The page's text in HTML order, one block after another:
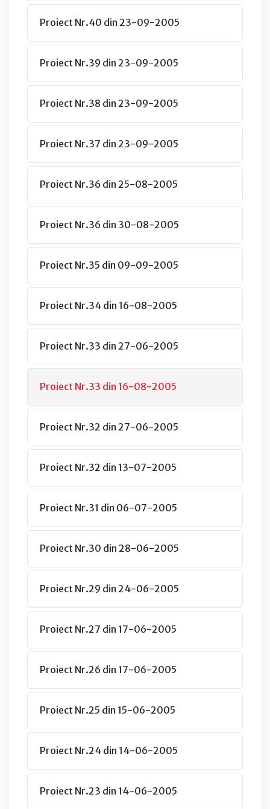
Proiect Nr.40 din 23-09-2005
Proiect Nr.39 din 23-09-2005
Proiect Nr.38 din 23-09-2005
Proiect Nr.37 din 23-09-2005
Proiect Nr.36 din 25-08-2005
Proiect Nr.36 din 30-08-2005
Proiect Nr.35 din 09-09-2005
Proiect Nr.34 din 16-08-2005
Proiect Nr.33 din 27-06-2005
Proiect Nr.33 din 16-08-2005
Proiect Nr.32 din 27-06-2005
Proiect Nr.32 din 13-07-2005
Proiect Nr.31 din 06-07-2005
Proiect Nr.30 din 28-06-2005
Proiect Nr.29 din 24-06-2005
Proiect Nr.27 din 17-06-2005
Proiect Nr.26 din 17-06-2005
Proiect Nr.25 din 15-06-2005
Proiect Nr.24 din 14-06-2005
Proiect Nr.23 din 14-06-2005